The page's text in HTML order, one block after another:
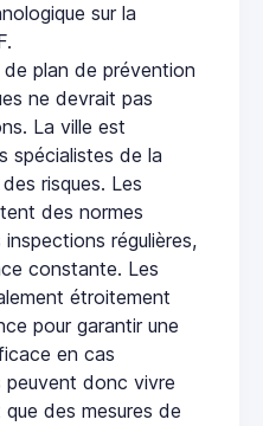
sur la
plan de prévention
ne devrait pas
La ville est
spécialistes de la
risques. Les
des normes
régulières,
constante. Les
étroitement
pour garantir une
en cas
donc vivre
des mesures de